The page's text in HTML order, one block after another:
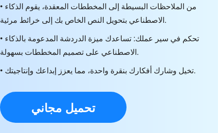
• من الملاحظات البسيطة إلى المخططات المعقدة، يقوم الذكاء
الاصطناعي بتحويل النص الخاص بك إلى خرائط مرئية.
• تحكم في سير عملك: تساعدك ميزة الدردشة المدعومة بالذكاء
الاصطناعي على تصميم المخططات بسهولة.
• تخيل وشارك أفكارك بنقرة واحدة، مما يعزز إبداعك وإنتاجيتك.
تحميل مجاني